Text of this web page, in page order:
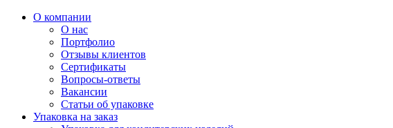
О компании
О нас
Портфолио
Отзывы клиентов
Сертификаты
Вопросы-ответы
Вакансии
Статьи об упаковке
Упаковка на заказ